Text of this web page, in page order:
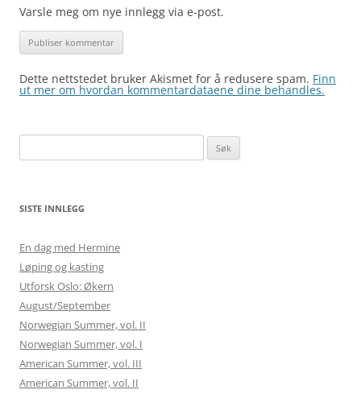
Varsle meg om nye innlegg via e-post.
Dette nettstedet bruker Akismet for å redusere spam. Finn
ut mer om hvordan kommentardataene dine behandles.
etter:
SISTE INNLEGG
En dag med Hermine
Løping og kasting
Utforsk Oslo: Økern
August/September
Norwegian Summer, vol. II
Norwegian Summer, vol. I
American Summer, vol. III
American Summer, vol. II